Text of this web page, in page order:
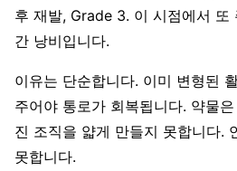
후 재발, Grade 3. 이 시점에서 또
간 낭비입니다.
이유는 단순합니다. 이미 변형된
주어야 통로가 회복됩니다. 약물
진 조직을 얇게 만들지 못합니다.
못합니다.